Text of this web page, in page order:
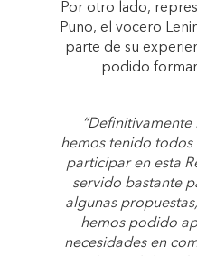
Por otro lado,
Puno, el vocero
parte de su
podido
hemos tenido
participar en esta
servido bastante
algunas
hemos podido
necesidades en